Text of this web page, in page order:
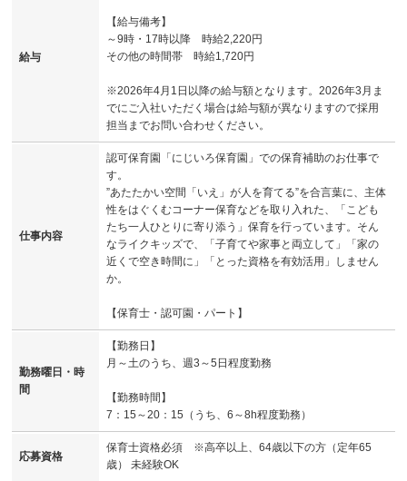
給与
【給与備考】
～9時・17時以降 時給2,220円
その他の時間帯 時給1,720円
※2026年4月1日以降の給与額となります。2026年3月ま
でにご入社いただく場合は給与額が異なりますので採用
担当までお問い合わせください。
仕事内容
認可保育園「にじいろ保育園」での保育補助のお仕事で
す。
”あたたかい空間「いえ」が人を育てる”を合言葉に、主体
性をはぐくむコーナー保育などを取り入れた、「こども
たち一人ひとりに寄り添う」保育を行っています。そん
なライクキッズで、「子育てや家事と両立して」「家の
近くで空き時間に」「とった資格を有効活用」しません
か。
【保育士・認可園・パート】
勤務曜日・時
間
【勤務日】
月～土のうち、週3～5日程度勤務
【勤務時間】
7：15～20：15（うち、6～8h程度勤務）
応募資格
保育士資格必須 ※高卒以上、64歳以下の方（定年65
歳） 未経験OK